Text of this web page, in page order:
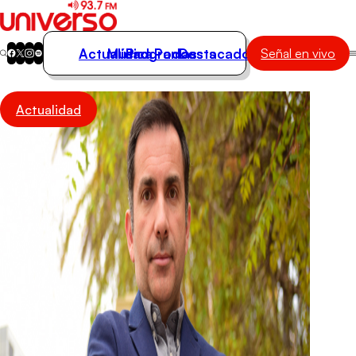
Actualidad
Música
Programas
Podcasts
Destacados
Actualidad
Música
Programas
Podcasts
Destacados Señal en vivo
Actualidad